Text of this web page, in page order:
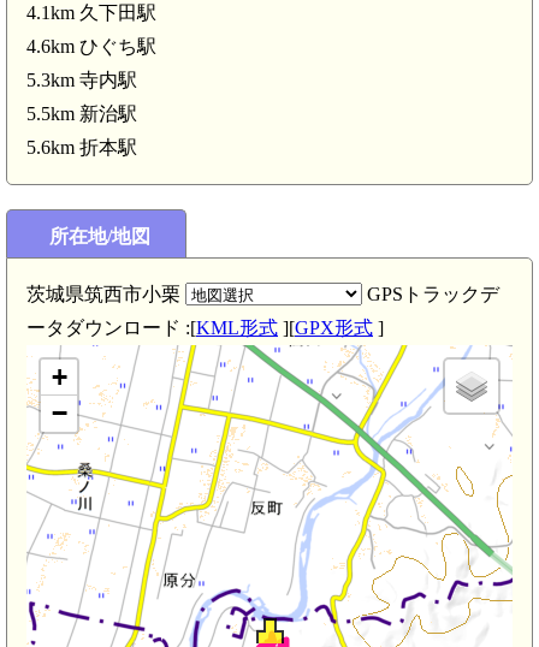
4.1km 久下田駅
4.6km ひぐち駅
5.3km 寺内駅
5.5km 新治駅
5.6km 折本駅
所在地/地図
茨城県筑西市小栗
GPSトラックデ
ータダウンロード :[KML形式 ][GPX形式 ]
+
−